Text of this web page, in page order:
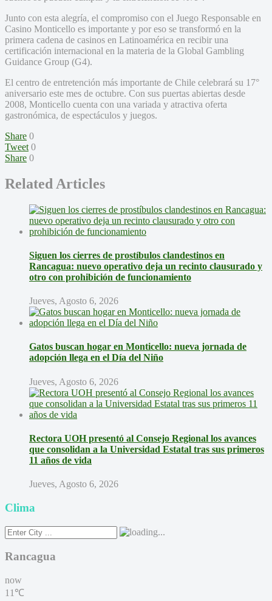
Junto con esta alegría, el compromiso con el Juego Responsable en
Casino Monticello es importante y por eso se transformó en la
primera cadena de casinos en Latinoamérica en recibir una
certificación internacional en la materia de la Global Gambling
Guidance Group (G4).
El centro de entretención más importante de Chile celebrará su 17°
aniversario este mes de octubre. Con sus puertas abiertas desde
2008, Monticello cuenta con una variada y atractiva oferta
gastronómica, de espectáculos y juegos.
Share 0
Tweet 0
Share 0
Related Articles
Siguen los cierres de prostíbulos clandestinos en
Rancagua: nuevo operativo deja un recinto clausurado y
otro con prohibición de funcionamiento
Jueves, Agosto 6, 2026
Gatos buscan hogar en Monticello: nueva jornada de
adopción llega en el Día del Niño
Jueves, Agosto 6, 2026
Rectora UOH presentó al Consejo Regional los avances
que consolidan a la Universidad Estatal tras sus primeros
11 años de vida
Jueves, Agosto 6, 2026
Clima
Rancagua
now
11℃